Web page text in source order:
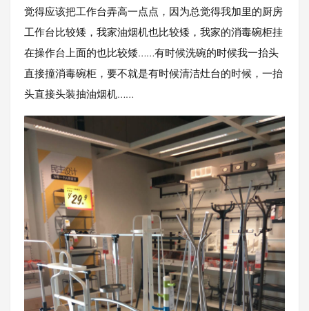
觉得应该把工作台弄高一点点，因为总觉得我加里的厨房
工作台比较矮，我家油烟机也比较矮，我家的消毒碗柜挂
在操作台上面的也比较矮……有时候洗碗的时候我一抬头
直接撞消毒碗柜，要不就是有时候清洁灶台的时候，一抬
头直接头装抽油烟机……